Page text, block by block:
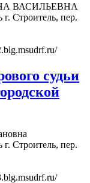
ВАСИЛЬЕВНА
г. Строитель, пер.
судьи
г. Строитель, пер.